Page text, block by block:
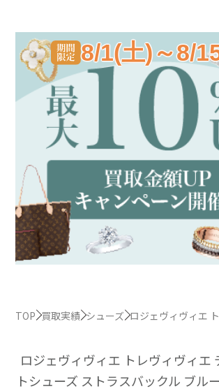
8/1(土)～8/
TOP 買取実績 シューズ ロジェヴィヴィエ
ロジェヴィヴィエ トレヴィヴィエ
トシューズ ストラスバックル ブル